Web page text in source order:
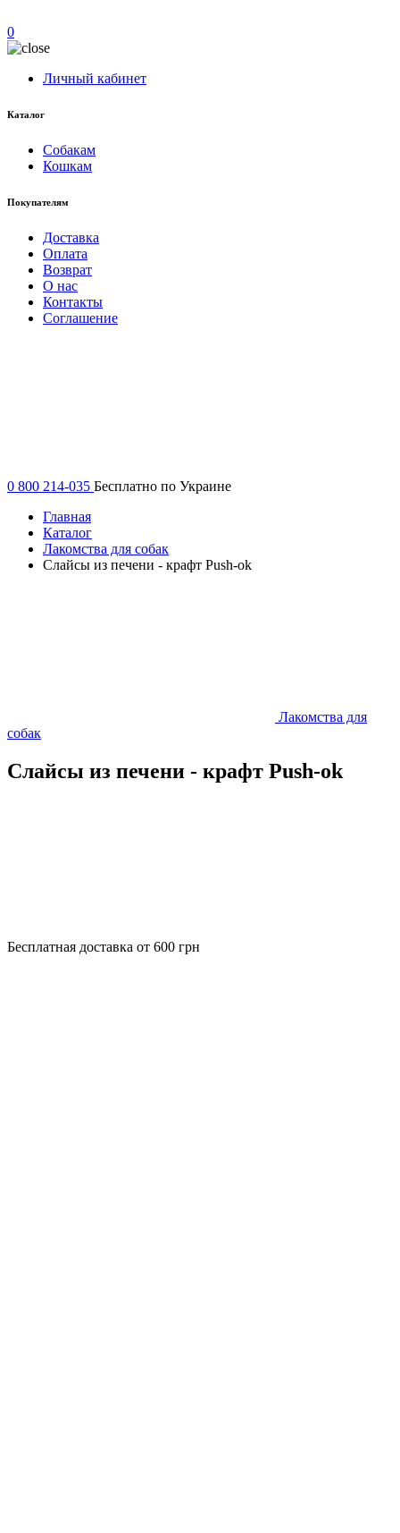
0
Личный кабинет
Каталог
Собакам
Кошкам
Покупателям
Доставка
Оплата
Возврат
О нас
Контакты
Соглашение
0 800 214-035 Бесплатно по Украине
Главная
Каталог
Лакомства для собак
Слайсы из печени - крафт Push-ok
Лакомства для
собак
Слайсы из печени - крафт Push-ok
Бесплатная доставка от 600 грн